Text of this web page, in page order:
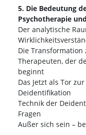
5. Die Bedeutung
Psychotherapie
Der analytische
Die Transformation
Therapeuten, der
beginnt
Das Jetzt als Tor
Deidentifikation
Technik der
Fragen
Außer sich sein –